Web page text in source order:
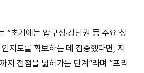
“초기에는 압구정·강남권 등 주요 상
지도를 확보하는 데 집중했다면, 지
지 접점을 넓혀가는 단계”라며 “프리